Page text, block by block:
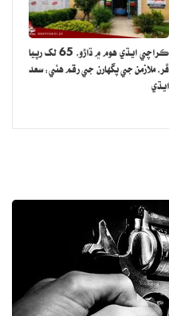
ڪراچي ايڌي هوم ۾ ڌاڙو، 65 لک رپيا
ڦر، ملازمن جي پگهارن جي رقم هئي: سعد
ايڌي